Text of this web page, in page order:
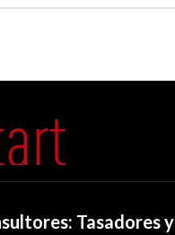
Tasadores y